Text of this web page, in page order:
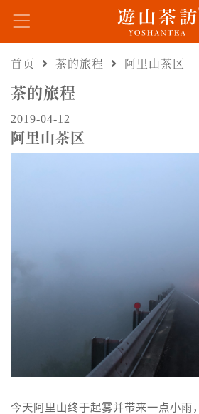
首页 茶的旅程 阿里山茶区
茶的旅程
2019-04-12
阿里山茶区
今天阿里山终于起雾并带来一点小雨，